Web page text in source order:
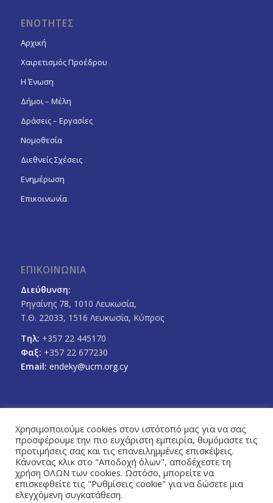
ΕΝΟΤΗΤΕΣ
Αρχική
Χαιρετισμός Προέδρου
Η Ένωση
Δήμοι – Μέλη
Δράσεις – Εργασίες
Νομοθεσία
Διεθνείς Σχέσεις
Ενημέρωση
Επικοινωνία
ΕΠΙΚΟΙΝΩΝΙΑ
Διεύθυνση:
Ρηγαίνης 78, 1010 Λευκωσία,
Τ.Θ. 22033, 1516 Λευκωσία, Κύπρος
Τηλ: +357 22 445170
Φαξ: +357 22 677230
Email: endeky@ucm.org.cy
FOLLOW US
Facebook
Twitter
Χρησιμοποιούμε cookies στον ιστότοπό μας για να σας
προσφέρουμε την πιο ευχάριστη εμπειρία, θυμόμαστε τις
προτιμήσεις σας και τις επανειλημμένες επισκέψεις.
Κάνοντας κλικ στο "Αποδοχή όλων", αποδέχεστε τη
χρήση ΟΛΩΝ των cookies. Ωστόσο, μπορείτε να
επισκεφθείτε τις "Ρυθμίσεις cookie" για να δώσετε μια
ελεγχόμενη συγκατάθεση.